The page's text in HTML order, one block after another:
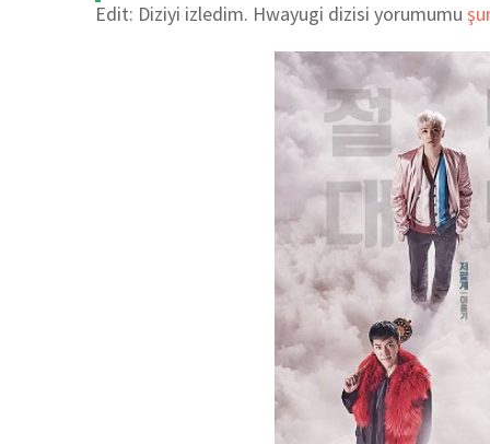
Edit: Diziyi izledim. Hwayugi dizisi yorumumu